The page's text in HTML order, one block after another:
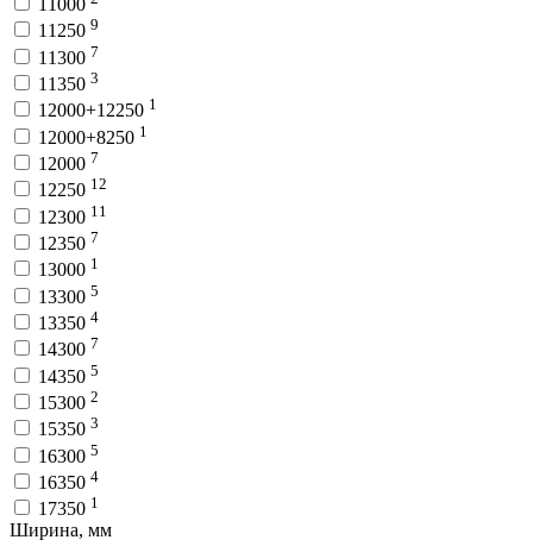
11000
11250 9
11300 7
11350 3
12000+12250 1
12000+8250 1
12000 7
12250 12
12300 11
12350 7
13000 1
13300 5
13350 4
14300 7
14350 5
15300 2
15350 3
16300 5
16350 4
17350 1
Ширина, мм